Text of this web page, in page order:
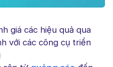
giá các hiệu quả qua
với các công cụ triển